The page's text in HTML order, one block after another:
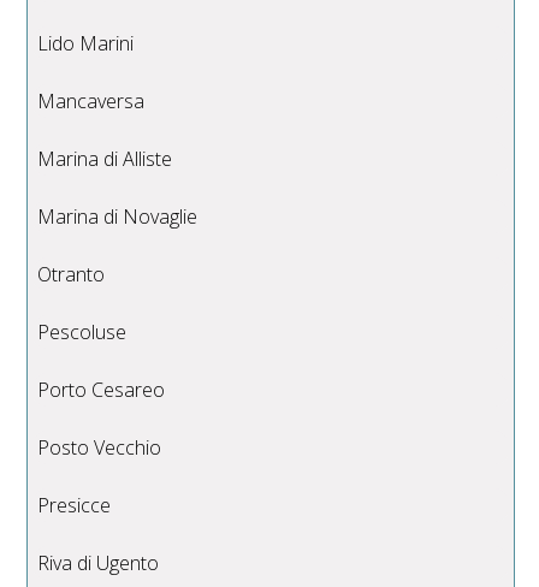
Lido Marini
Mancaversa
Marina di Alliste
Marina di Novaglie
Otranto
Pescoluse
Porto Cesareo
Posto Vecchio
Presicce
Riva di Ugento